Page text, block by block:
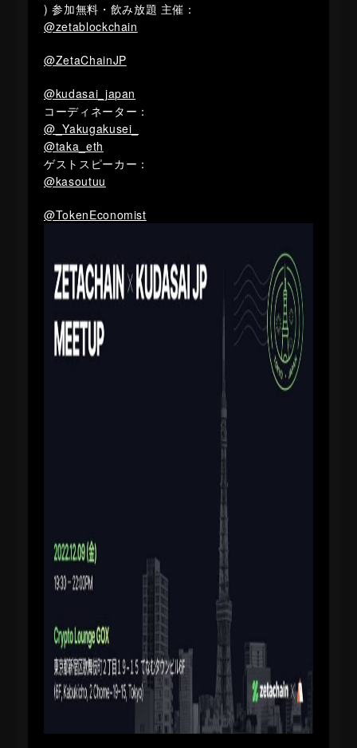
) 参加無料・飲み放題 主催：
@zetablockchain
@ZetaChainJP
@kudasai_japan
コーディネーター：
@_Yakugakusei_
@taka_eth
ゲストスピーカー：
@kasoutuu
@TokenEconomist